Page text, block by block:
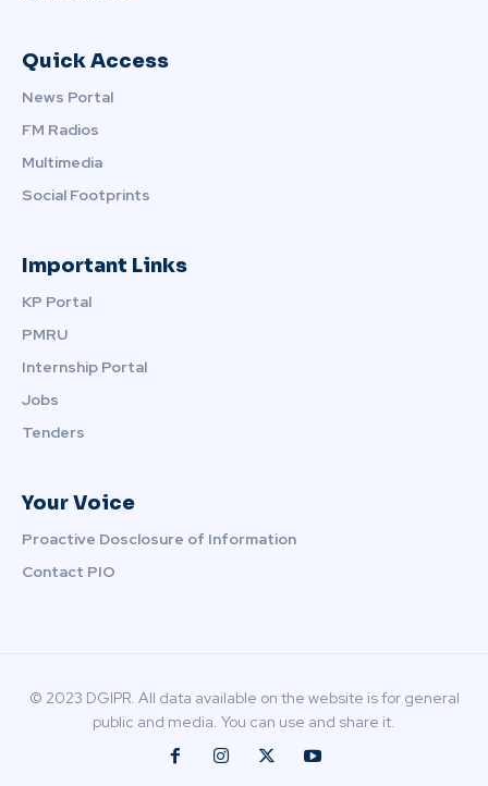
Quick Access
News Portal
FM Radios
Multimedia
Social Footprints
Important Links
KP Portal
PMRU
Internship Portal
Jobs
Tenders
Your Voice
Proactive Dosclosure of Information
Contact PIO
© 2023 DGIPR. All data available on the website is for general
public and media. You can use and share it.